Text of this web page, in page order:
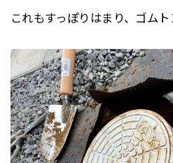
これもすっぽりはまり、ゴムト